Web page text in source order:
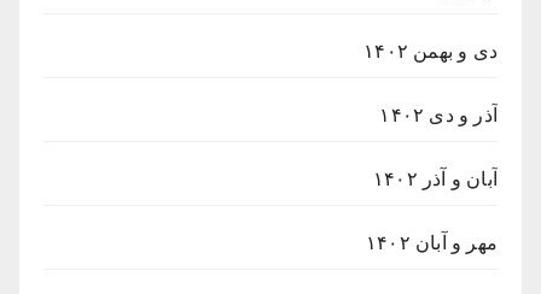
دی و بهمن ۱۴۰۲
آذر و دی ۱۴۰۲
آبان و آذر ۱۴۰۲
مهر و آبان ۱۴۰۲